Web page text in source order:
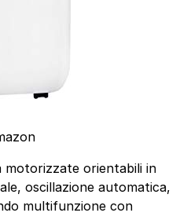
motorizzate orientabili in
oscillazione automatica,
multifunzione con